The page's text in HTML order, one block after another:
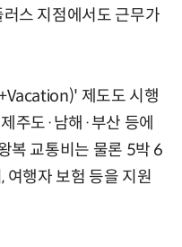
스 지점에서도 근무가
제도도 시행
주도·남해·부산 등에
복 교통비는 물론 5박 6
여행자 보험 등을 지원